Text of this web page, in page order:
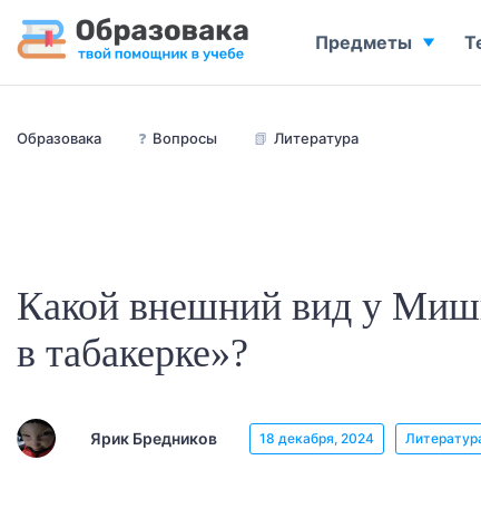
Образовака ❓ Вопросы 📗 Литература
Какой внешний вид у
в табакерке»?
Ярик Бредников 18 декабря, 2024
Предметы